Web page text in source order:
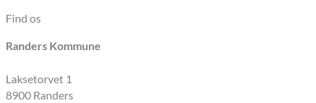
Find os
Randers Kommune
Laksetorvet 1
8900 Randers